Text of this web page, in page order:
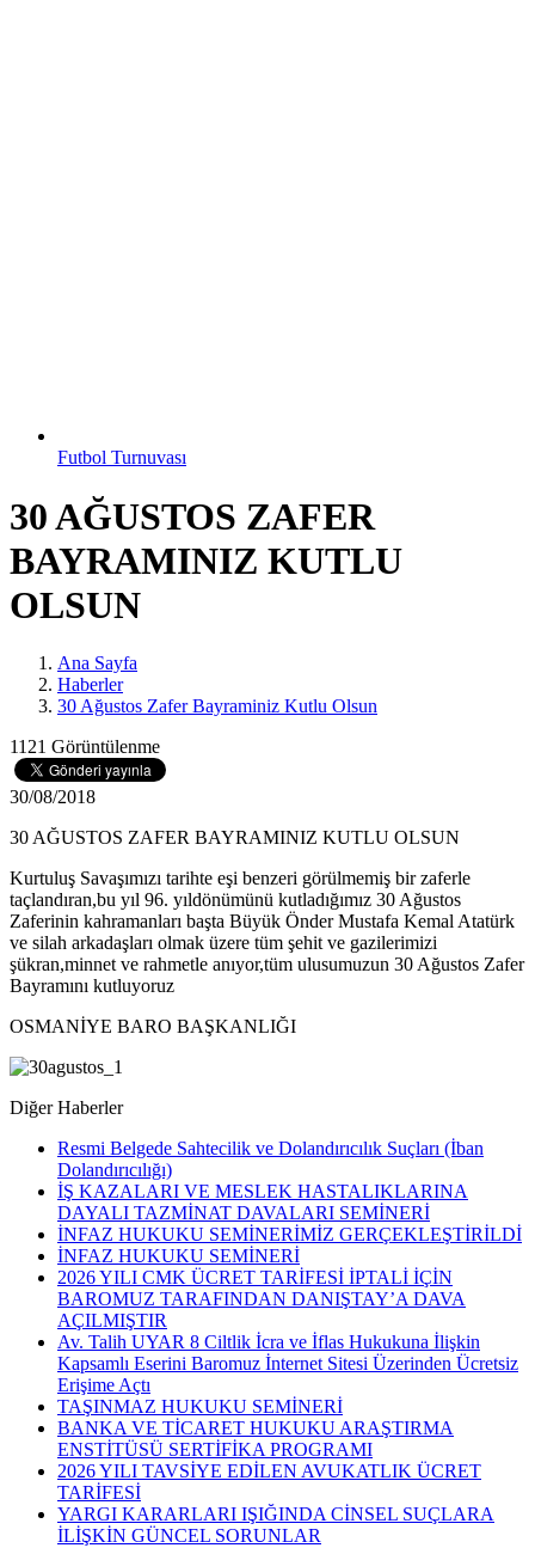
Futbol Turnuvası
30 AĞUSTOS ZAFER
BAYRAMINIZ KUTLU
OLSUN
Ana Sayfa
Haberler
30 Ağustos Zafer Bayraminiz Kutlu Olsun
1121 Görüntülenme
30/08/2018
30 AĞUSTOS ZAFER BAYRAMINIZ KUTLU OLSUN
Kurtuluş Savaşımızı tarihte eşi benzeri görülmemiş bir zaferle
taçlandıran,bu yıl 96. yıldönümünü kutladığımız 30 Ağustos
Zaferinin kahramanları başta Büyük Önder Mustafa Kemal Atatürk
ve silah arkadaşları olmak üzere tüm şehit ve gazilerimizi
şükran,minnet ve rahmetle anıyor,tüm ulusumuzun 30 Ağustos Zafer
Bayramını kutluyoruz
OSMANİYE BARO BAŞKANLIĞI
Diğer Haberler
Resmi Belgede Sahtecilik ve Dolandırıcılık Suçları (İban
Dolandırıcılığı)
İŞ KAZALARI VE MESLEK HASTALIKLARINA
DAYALI TAZMİNAT DAVALARI SEMİNERİ
İNFAZ HUKUKU SEMİNERİMİZ GERÇEKLEŞTİRİLDİ
İNFAZ HUKUKU SEMİNERİ
2026 YILI CMK ÜCRET TARİFESİ İPTALİ İÇİN
BAROMUZ TARAFINDAN DANIŞTAY’A DAVA
AÇILMIŞTIR
Av. Talih UYAR 8 Ciltlik İcra ve İflas Hukukuna İlişkin
Kapsamlı Eserini Baromuz İnternet Sitesi Üzerinden Ücretsiz
Erişime Açtı
TAŞINMAZ HUKUKU SEMİNERİ
BANKA VE TİCARET HUKUKU ARAŞTIRMA
ENSTİTÜSÜ SERTİFİKA PROGRAMI
2026 YILI TAVSİYE EDİLEN AVUKATLIK ÜCRET
TARİFESİ
YARGI KARARLARI IŞIĞINDA CİNSEL SUÇLARA
İLİŞKİN GÜNCEL SORUNLAR